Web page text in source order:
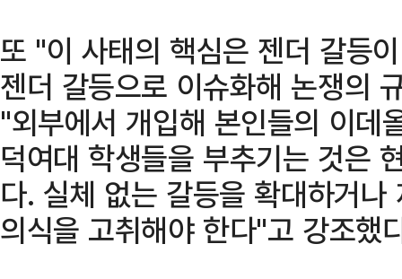
또 "이 사태의 핵심은 젠더 갈등
젠더 갈등으로 이슈화해 논쟁의
"외부에서 개입해 본인들의 이데
덕여대 학생들을 부추기는 것은
다. 실체 없는 갈등을 확대하거
의식을 고취해야 한다"고 강조했